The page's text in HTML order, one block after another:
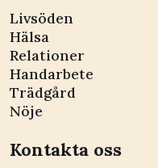
Livsöden
Hälsa
Relationer
Handarbete
Trädgård
Nöje
Kontakta oss